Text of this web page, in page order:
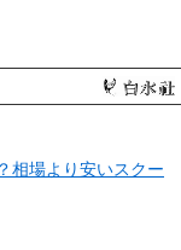
相場より安いスクー